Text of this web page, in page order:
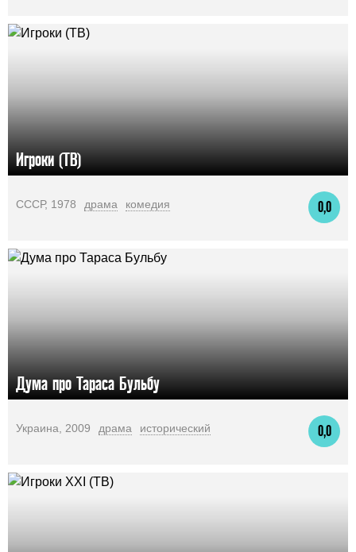
Игроки (ТВ)
0,0
СССР, 1978 драма комедия
Дума про Тараса Бульбу
0,0
Украина, 2009 драма исторический